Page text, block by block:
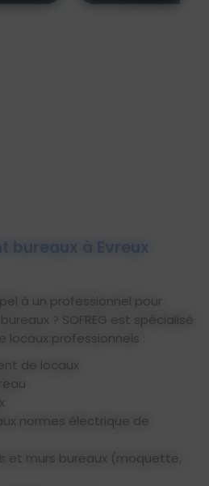
bureaux à Evreux
à un professionnel pour
? SOFREG est spécialisé
professionnels :
de locaux